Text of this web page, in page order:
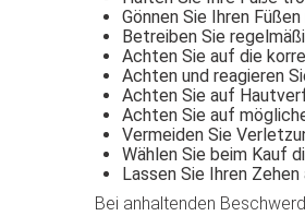
Gönnen Sie Ihren
Betreiben Sie
Achten Sie auf die
Achten und reagieren
Achten Sie auf
Achten Sie auf
Vermeiden Sie
Wählen Sie beim Kauf
Lassen Sie Ihren
Bei anhaltenden